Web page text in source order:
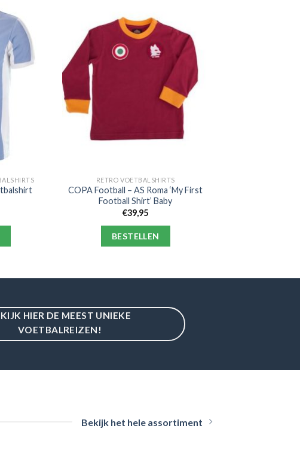
RETRO VOETBALSHIRTS
COPA Football – AS Roma ‘My First
Football Shirt’ Baby
€39,95
BESTELLEN
HIER DE MEEST UNIEKE
VOETBALREIZEN!
Bekijk het hele assortiment